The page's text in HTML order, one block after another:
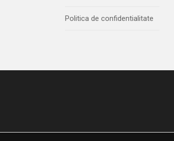
Politica de confidentialitate